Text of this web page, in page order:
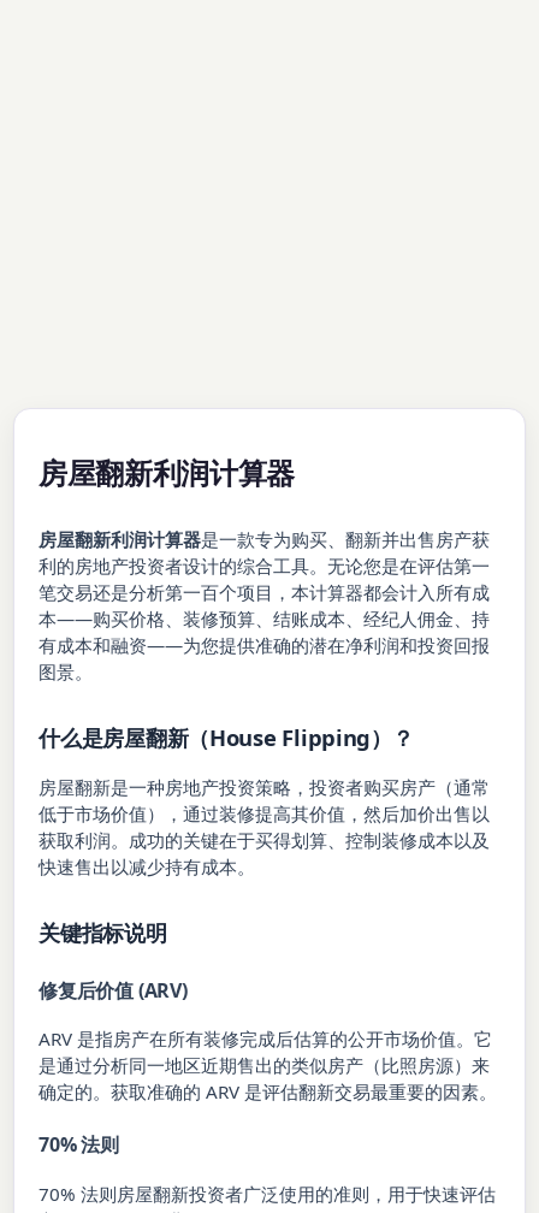
房屋翻新利润计算器
房屋翻新利润计算器是一款专为购买、翻新并出售房产获
利的房地产投资者设计的综合工具。无论您是在评估第一
笔交易还是分析第一百个项目，本计算器都会计入所有成
本——购买价格、装修预算、结账成本、经纪人佣金、持
有成本和融资——为您提供准确的潜在净利润和投资回报
图景。
什么是房屋翻新（House Flipping）？
房屋翻新是一种房地产投资策略，投资者购买房产（通常
低于市场价值），通过装修提高其价值，然后加价出售以
获取利润。成功的关键在于买得划算、控制装修成本以及
快速售出以减少持有成本。
关键指标说明
修复后价值 (ARV)
ARV 是指房产在所有装修完成后估算的公开市场价值。它
是通过分析同一地区近期售出的类似房产（比照房源）来
确定的。获取准确的 ARV 是评估翻新交易最重要的因素。
70% 法则
70% 法则房屋翻新投资者广泛使用的准则，用于快速评估